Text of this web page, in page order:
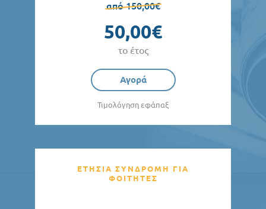
από 150,00€
50,00€
το έτος
Αγορά
Τιμολόγηση εφάπαξ
ΕΤΗΣΙΑ ΣΥΝΔΡΟΜΗ ΓΙΑ
ΦΟΙΤΗΤΕΣ